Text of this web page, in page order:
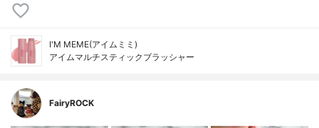
I'M MEME(アイムミミ)
アイムマルチスティックブラッシャー
FairyROCK